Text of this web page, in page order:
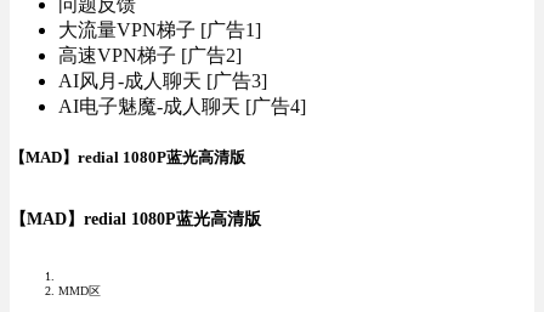
问题反馈
大流量VPN梯子 [广告1]
高速VPN梯子 [广告2]
AI风月-成人聊天 [广告3]
AI电子魅魔-成人聊天 [广告4]
【MAD】redial 1080P蓝光高清版
【MAD】redial 1080P蓝光高清版
MMD区